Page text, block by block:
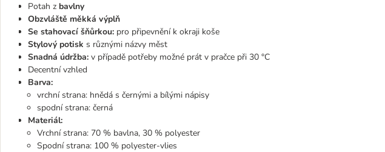
Potah z bavlny
Obzvláště měkká výplň
Se stahovací šňůrkou: pro připevnění k okraji koše
Stylový potisk s různými názvy měst
Snadná údržba: v případě potřeby možné prát v pračce při 30 °C
Decentní vzhled
Barva:
vrchní strana: hnědá s černými a bílými nápisy
spodní strana: černá
Materiál:
Vrchní strana: 70 % bavlna, 30 % polyester
Spodní strana: 100 % polyester-vlies